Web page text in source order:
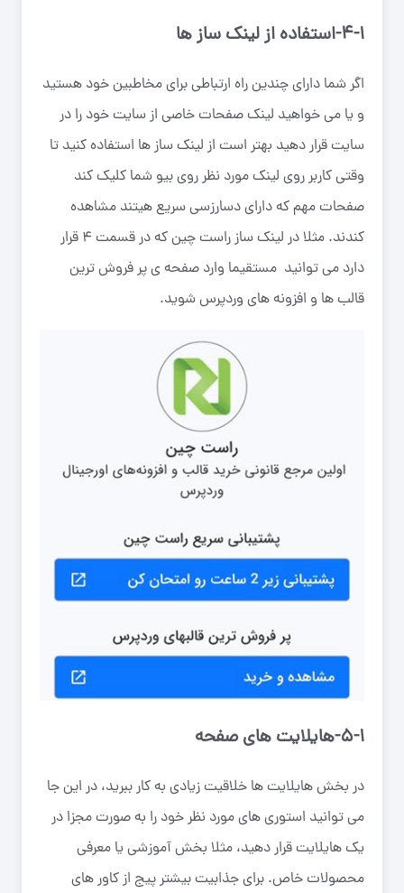
۴-۱-استفاده از لینک ساز ها
اگر شما دارای چندین راه ارتباطی برای مخاطبین خود هستید
و یا می خواهید لینک صفحات خاصی از سایت خود را در
سایت قرار دهید بهتر است از لینک ساز ها استفاده کنید تا
وقتی کاربر روی لینک مورد نظر روی بیو شما کلیک کند
صفحات مهم که دارای دسارزسی سریع هیتند مشاهده
کندند. مثلا در لینک ساز راست چین که در قسمت ۴ قرار
دارد می توانید مستقیما وارد صفحه ی پر فروش ترین
قالب ها و افزونه های وردپرس شوید.
۵-۱-هایلایت های صفحه
در بخش هایلایت ها خلاقیت زیادی به کار ببرید، در این جا
می توانید استوری های مورد نظر خود را به صورت مجزا در
یک هایلایت قرار دهید، مثلا بخش آموزشی یا معرفی
محصولات خاص. برای جذابیت بیشتر پیج از کاور های